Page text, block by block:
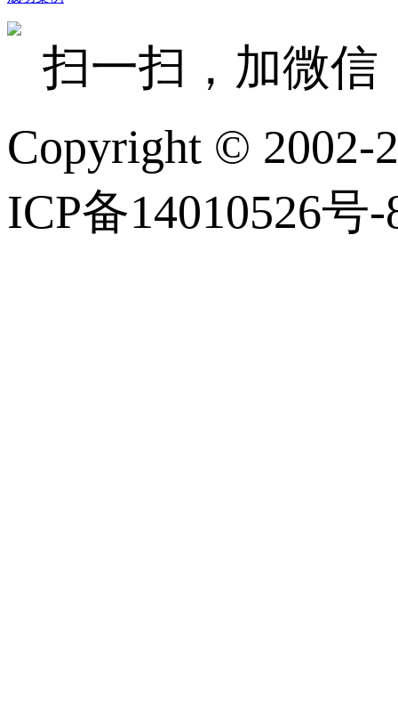
扫一扫，加微信
Copyright ©
ICP备14010526号